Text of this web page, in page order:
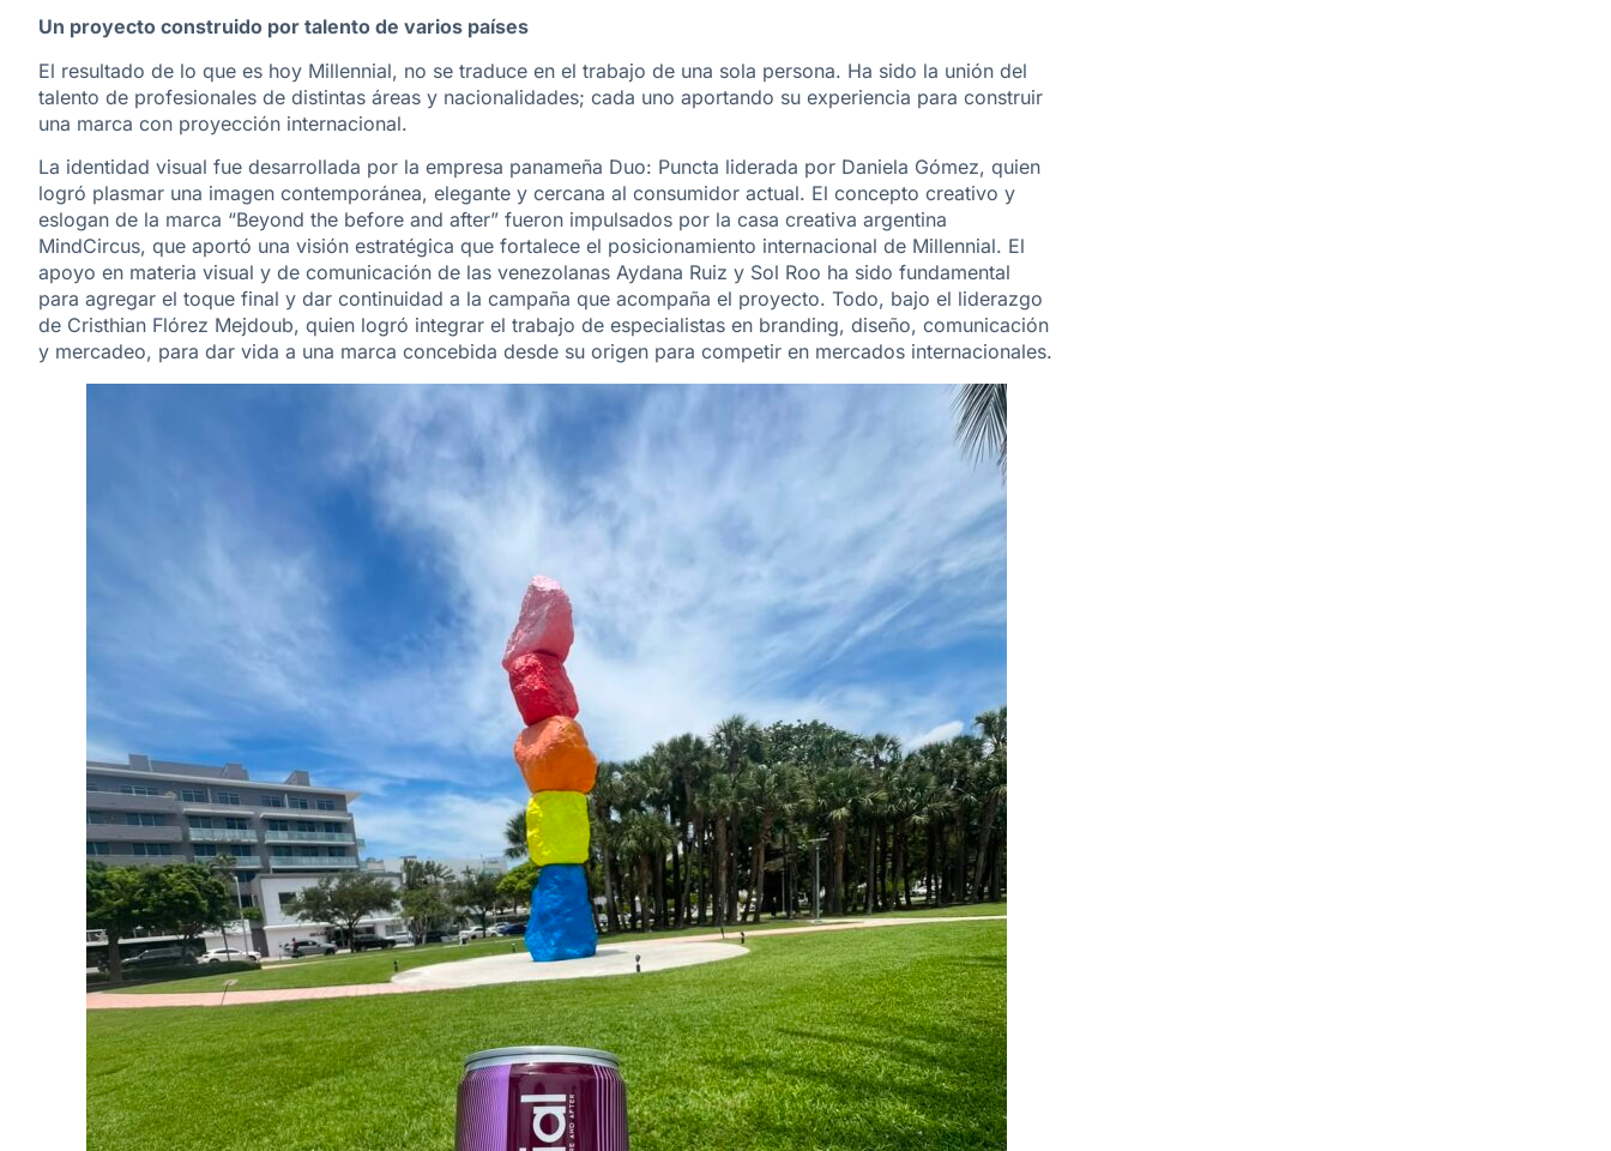
Un proyecto construido por talento de varios países
El resultado de lo que es hoy Millennial, no se traduce en el trabajo de una sola persona. Ha sido la unión del
talento de profesionales de distintas áreas y nacionalidades; cada uno aportando su experiencia para construir
una marca con proyección internacional.
La identidad visual fue desarrollada por la empresa panameña Duo: Puncta liderada por Daniela Gómez, quien
logró plasmar una imagen contemporánea, elegante y cercana al consumidor actual. El concepto creativo y
eslogan de la marca “Beyond the before and after” fueron impulsados por la casa creativa argentina
MindCircus, que aportó una visión estratégica que fortalece el posicionamiento internacional de Millennial. El
apoyo en materia visual y de comunicación de las venezolanas Aydana Ruiz y Sol Roo ha sido fundamental
para agregar el toque final y dar continuidad a la campaña que acompaña el proyecto. Todo, bajo el liderazgo
de Cristhian Flórez Mejdoub, quien logró integrar el trabajo de especialistas en branding, diseño, comunicación
y mercadeo, para dar vida a una marca concebida desde su origen para competir en mercados internacionales.